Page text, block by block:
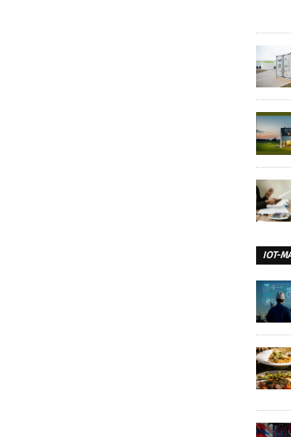
IOT-